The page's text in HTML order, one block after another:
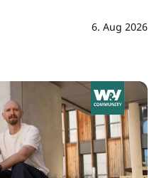
6. Aug 2026